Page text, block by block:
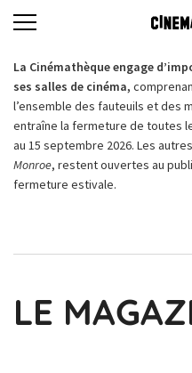
La Cinémathèque engage
ses salles de cinéma,
l’ensemble des fauteuils et des
entraîne la fermeture de toutes
au 15 septembre 2026. Les
Monroe, restent ouvertes au
fermeture estivale.
LE